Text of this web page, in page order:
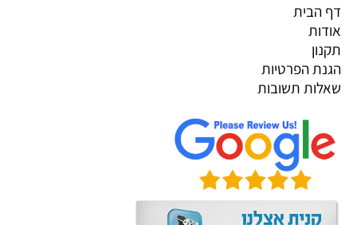
דף הבית
אודות
תקנון
הגנת הפרטיות
שאלות תשובות